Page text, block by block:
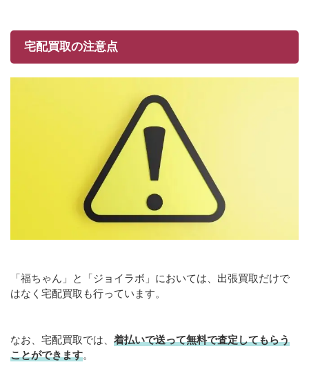
宅配買取の注意点
「福ちゃん」と「ジョイラボ」においては、出張買取だけで
はなく宅配買取も行っています。
なお、宅配買取では、 着払いで送って無料で査定してもらう
ことができます。